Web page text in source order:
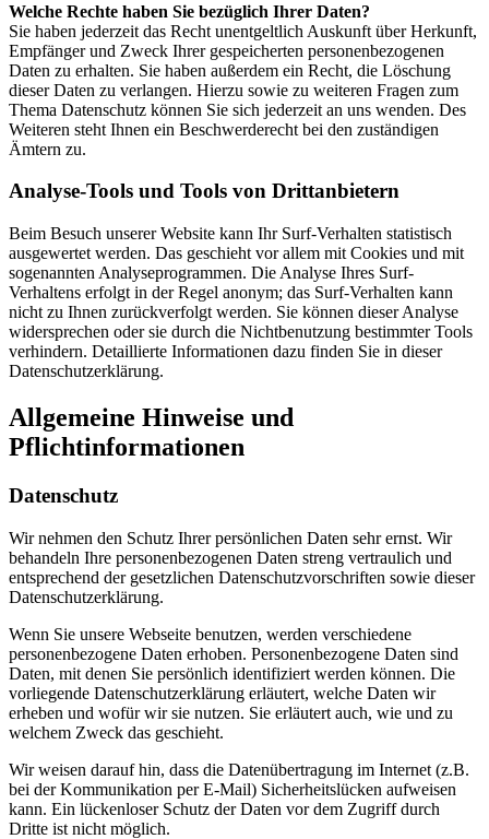
Welche Rechte haben Sie bezüglich Ihrer Daten?
Sie haben jederzeit das Recht unentgeltlich Auskunft über Herkunft,
Empfänger und Zweck Ihrer gespeicherten personenbezogenen
Daten zu erhalten. Sie haben außerdem ein Recht, die Löschung
dieser Daten zu verlangen. Hierzu sowie zu weiteren Fragen zum
Thema Datenschutz können Sie sich jederzeit an uns wenden. Des
Weiteren steht Ihnen ein Beschwerderecht bei den zuständigen
Ämtern zu.
Analyse-Tools und Tools von Drittanbietern
Beim Besuch unserer Website kann Ihr Surf-Verhalten statistisch
ausgewertet werden. Das geschieht vor allem mit Cookies und mit
sogenannten Analyseprogrammen. Die Analyse Ihres Surf-
Verhaltens erfolgt in der Regel anonym; das Surf-Verhalten kann
nicht zu Ihnen zurückverfolgt werden. Sie können dieser Analyse
widersprechen oder sie durch die Nichtbenutzung bestimmter Tools
verhindern. Detaillierte Informationen dazu finden Sie in dieser
Datenschutzerklärung.
Allgemeine Hinweise und
Pflichtinformationen
Datenschutz
Wir nehmen den Schutz Ihrer persönlichen Daten sehr ernst. Wir
behandeln Ihre personenbezogenen Daten streng vertraulich und
entsprechend der gesetzlichen Datenschutzvorschriften sowie dieser
Datenschutzerklärung.
Wenn Sie unsere Webseite benutzen, werden verschiedene
personenbezogene Daten erhoben. Personenbezogene Daten sind
Daten, mit denen Sie persönlich identifiziert werden können. Die
vorliegende Datenschutzerklärung erläutert, welche Daten wir
erheben und wofür wir sie nutzen. Sie erläutert auch, wie und zu
welchem Zweck das geschieht.
Wir weisen darauf hin, dass die Datenübertragung im Internet (z.B.
bei der Kommunikation per E-Mail) Sicherheitslücken aufweisen
kann. Ein lückenloser Schutz der Daten vor dem Zugriff durch
Dritte ist nicht möglich.